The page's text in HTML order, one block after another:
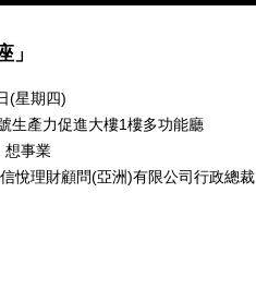
」
(星期四)
生產力促進大樓1樓多功能廳
想事業
悅理財顧問(亞洲)有限公司行政總裁